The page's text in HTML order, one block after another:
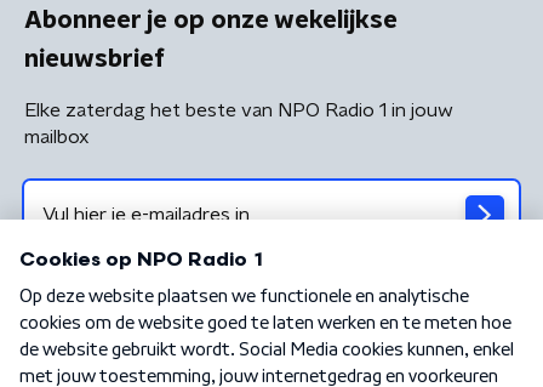
Abonneer je op onze wekelijkse
nieuwsbrief
Elke zaterdag het beste van NPO Radio 1 in jouw
mailbox
Algemene voorwaarden